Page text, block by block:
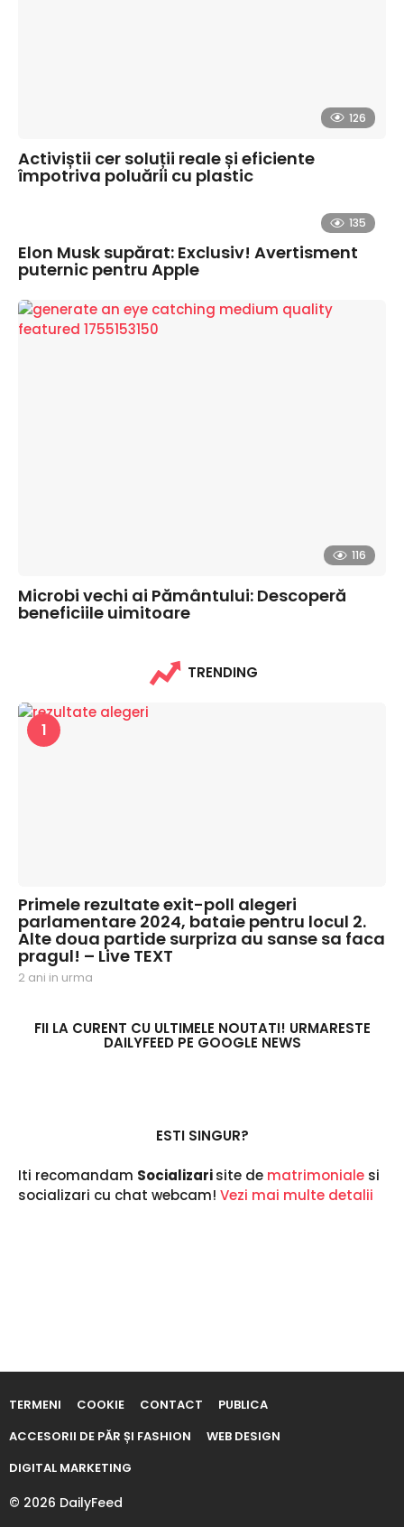
126
Activiștii cer soluții reale și eficiente
împotriva poluării cu plastic
135
Elon Musk supărat: Exclusiv! Avertisment
puternic pentru Apple
116
Microbi vechi ai Pământului: Descoperă
beneficiile uimitoare
TRENDING
1
Primele rezultate exit-poll alegeri
parlamentare 2024, bataie pentru locul 2.
Alte doua partide surpriza au sanse sa faca
pragul! – Live TEXT
2 ani in urma
i
FII LA CURENT CU ULTIMELE NOUTATI! URMARESTE
DAILYFEED PE GOOGLE NEWS
ESTI SINGUR?
Iti recomandam Socializarisite de matrimoniale si
socializari cu chat webcam! Vezi mai multe detalii
TERMENI COOKIE CONTACT
PUBLICA
ACCESORII DE PĂR ȘI FASHION
WEB DESIGN
DIGITAL MARKETING
© 2026 DailyFeed